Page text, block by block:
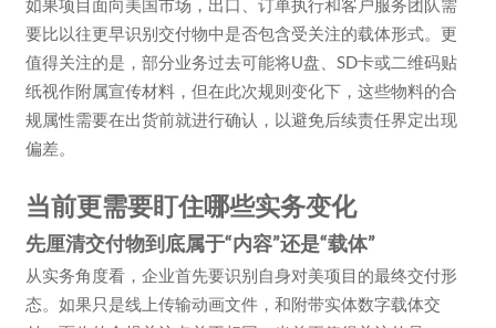
要比以往更早识别交付物中是否包含受关注的载体形式。更
值得关注的是，部分业务过去可能将U盘、SD卡或二维码贴
纸视作附属宣传材料，但在此次规则变化下，这些物料的合
规属性需要在出货前就进行确认，以避免后续责任界定出现
偏差。
当前更需要盯住哪些实务变化
先厘清交付物到底属于“内容”还是“载体”
从实务角度看，企业首先要识别自身对美项目的最终交付形
态。如果只是线上传输动画文件，和附带实体数字载体交